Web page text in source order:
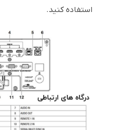
استفاده کنید.